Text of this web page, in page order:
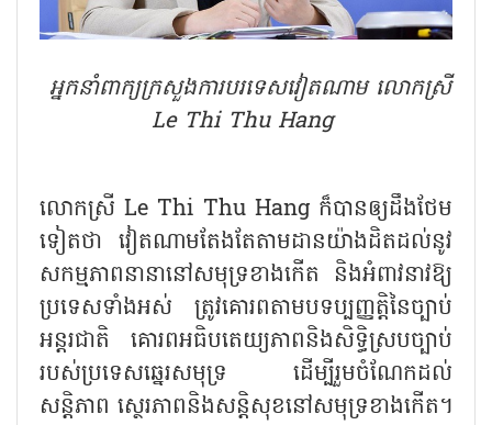
អ្នកនាំពាក្យក្រសួងការបរទេសវៀតណាម លោកស្រី
Le Thi Thu Hang
លោកស្រី Le Thi Thu Hang ក៏បានឲ្យដឹងថែម
ទៀតថា វៀតណាម​តែងតែ​តាម​ដាន​យ៉ាង​ដិត​ដល់​នូវ​
សកម្មភាព​នានា​នៅ​សមុទ្រខាងកើត និងអំពាវនាវឱ្យ
ប្រទេសទាំងអស់ ត្រូវគោរពតាមបទប្បញ្ញត្តិនៃច្បាប់
អន្តរជាតិ គោរព​អធិបតេយ្យភាពនិងសិទ្ធិស្របច្បាប់
របស់ប្រទេសឆ្នេរសមុទ្រ ដើម្បីរួមចំណែកដល់
សន្តិភាព ស្ថេរភាព​និង​សន្តិសុខ​នៅសមុទ្រខាងកើត។